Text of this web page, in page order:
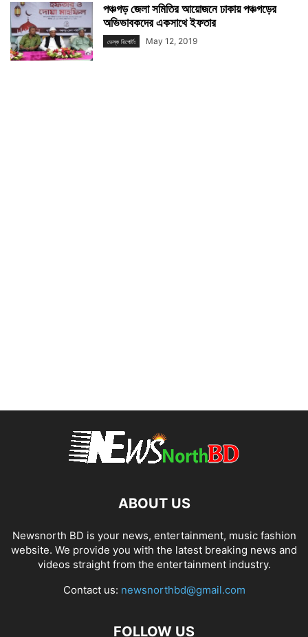
পঞ্চগড় জেলা সমিতির আয়োজনে ঢাকায় পঞ্চগড়ের
অভিভাবকদের একসাথে ইফতার
ডেস্ক রিপোর্টঃ May 12, 2019
ABOUT US
Newsnorth BD is your news, entertainment, music fashion
website. We provide you with the latest breaking news and
videos straight from the entertainment industry.
Contact us: newsnorthbd@gmail.com
FOLLOW US